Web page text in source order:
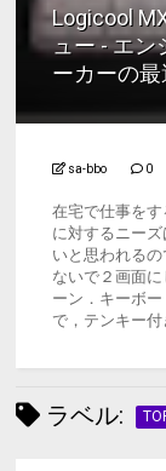
Logicool
ュー - エン
ーカーの
sa-bbo 0
在宅で仕事を
に対するニー
いと思われる
ないで２画面
ーン．キーボ
で，テンキー
ラベル: